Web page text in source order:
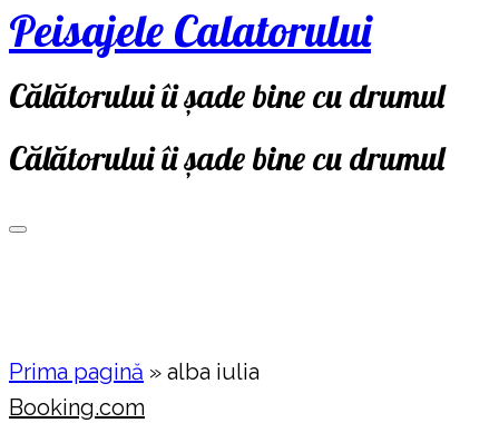
Peisajele Calatorului
Călătorului îi șade bine cu drumul
Călătorului îi șade bine cu drumul
Prima pagină » alba iulia
Booking.com